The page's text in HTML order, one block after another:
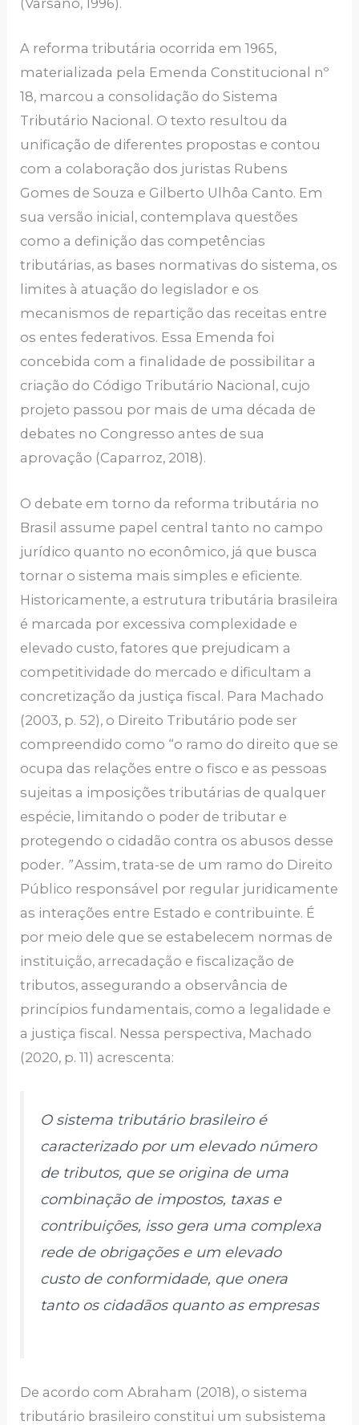
(Varsano, 1996).
A reforma tributária ocorrida em 1965,
materializada pela Emenda Constitucional nº
18, marcou a consolidação do Sistema
Tributário Nacional. O texto resultou da
unificação de diferentes propostas e contou
com a colaboração dos juristas Rubens
Gomes de Souza e Gilberto Ulhôa Canto. Em
sua versão inicial, contemplava questões
como a definição das competências
tributárias, as bases normativas do sistema, os
limites à atuação do legislador e os
mecanismos de repartição das receitas entre
os entes federativos. Essa Emenda foi
concebida com a finalidade de possibilitar a
criação do Código Tributário Nacional, cujo
projeto passou por mais de uma década de
debates no Congresso antes de sua
aprovação (Caparroz, 2018).
O debate em torno da reforma tributária no
Brasil assume papel central tanto no campo
jurídico quanto no econômico, já que busca
tornar o sistema mais simples e eficiente.
Historicamente, a estrutura tributária brasileira
é marcada por excessiva complexidade e
elevado custo, fatores que prejudicam a
competitividade do mercado e dificultam a
concretização da justiça fiscal. Para Machado
(2003, p. 52), o Direito Tributário pode ser
compreendido como “o ramo do direito que se
ocupa das relações entre o fisco e as pessoas
sujeitas a imposições tributárias de qualquer
espécie, limitando o poder de tributar e
protegendo o cidadão contra os abusos desse
poder. ”Assim, trata-se de um ramo do Direito
Público responsável por regular juridicamente
as interações entre Estado e contribuinte. É
por meio dele que se estabelecem normas de
instituição, arrecadação e fiscalização de
tributos, assegurando a observância de
princípios fundamentais, como a legalidade e
a justiça fiscal. Nessa perspectiva, Machado
(2020, p. 11) acrescenta:
O sistema tributário brasileiro é
caracterizado por um elevado número
de tributos, que se origina de uma
combinação de impostos, taxas e
contribuições, isso gera uma complexa
rede de obrigações e um elevado
custo de conformidade, que onera
tanto os cidadãos quanto as empresas
De acordo com Abraham (2018), o sistema
tributário brasileiro constitui um subsistema